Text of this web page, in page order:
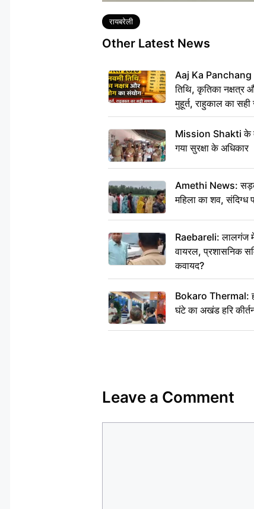
Tags
रायबरेली
Other Latest News
Aaj Ka
तिथि, कृतिका नक्षत्र
मुहूर्त, राहुकाल का
Mission Shakti के
गया सुरक्षा के अधिकार
Amethi News: सड़क
महिला का शव, संदिग्ध
Raebareli: लालगंज में
वायरल, प्रशासनिक
कवायद?
Bokaro Thermal:
घंटे का अखंड हरि
Leave a Comment